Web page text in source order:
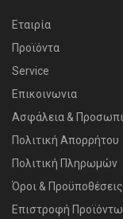
Εταιρία
Προϊόντα
Service
Επικοινωνια
Ασφάλεια &
Πολιτική Απορρήτου
Πολιτική Πληρωμών
Όροι & Προϋποθέσεις
Επιστροφή